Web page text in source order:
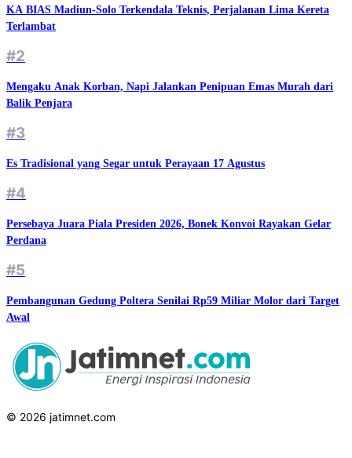
KA BIAS Madiun-Solo Terkendala Teknis, Perjalanan Lima Kereta
Terlambat
#2
Mengaku Anak Korban, Napi Jalankan Penipuan Emas Murah dari
Balik Penjara
#3
Es Tradisional yang Segar untuk Perayaan 17 Agustus
#4
Persebaya Juara Piala Presiden 2026, Bonek Konvoi Rayakan Gelar
Perdana
#5
Pembangunan Gedung Poltera Senilai Rp59 Miliar Molor dari Target
Awal
© 2026 jatimnet.com